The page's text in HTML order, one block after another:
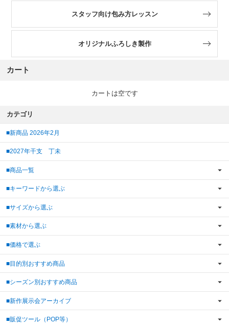
スタッフ向け包み方レッスン
オリジナルふろしき製作
カート
カートは空です
カテゴリ
■新商品 2026年2月
■2027年干支 丁未
■商品一覧
■キーワードから選ぶ
■サイズから選ぶ
■素材から選ぶ
■価格で選ぶ
■目的別おすすめ商品
■シーズン別おすすめ商品
■新作展示会アーカイブ
■販促ツール（POP等）